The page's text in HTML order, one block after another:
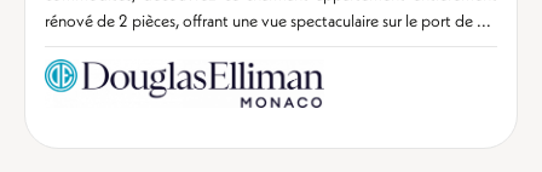
rénové de 2 pièces, offrant une vue spectaculaire sur le port de ...